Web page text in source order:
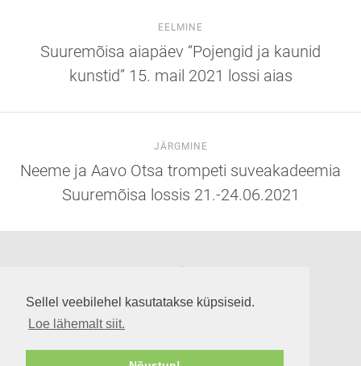
Sellel veebilehel kasutatakse küpsiseid.
Loe lähemalt siit.
EELMINE
Suuremõisa aiapäev “Pojengid ja kaunid
kunstid” 15. mail 2021 lossi aias
JÄRGMINE
Neeme ja Aavo Otsa trompeti suveakadeemia
Suuremõisa lossis 21.-24.06.2021
info@suuremoisaloss.ee
LOSSI LAHTIOLEKUAJAD